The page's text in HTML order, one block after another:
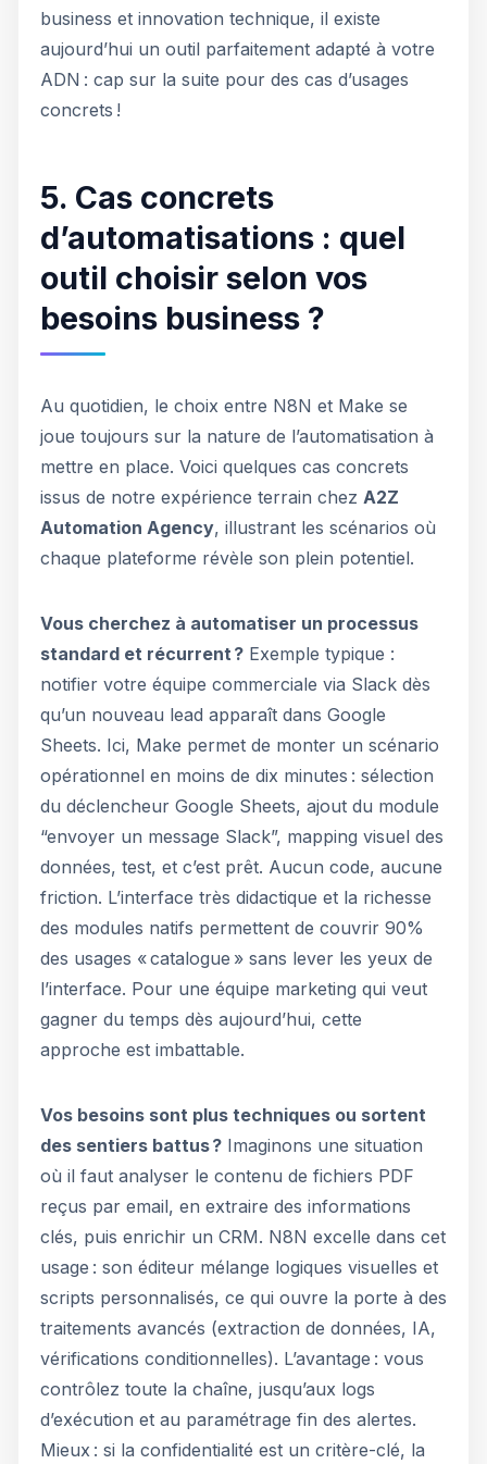
business et innovation technique, il existe
aujourd’hui un outil parfaitement adapté à votre
ADN : cap sur la suite pour des cas d’usages
concrets !
5. Cas concrets
d’automatisations : quel
outil choisir selon vos
besoins business ?
Au quotidien, le choix entre N8N et Make se
joue toujours sur la nature de l’automatisation à
mettre en place. Voici quelques cas concrets
issus de notre expérience terrain chez A2Z
Automation Agency, illustrant les scénarios où
chaque plateforme révèle son plein potentiel.
Vous cherchez à automatiser un processus
standard et récurrent ? Exemple typique :
notifier votre équipe commerciale via Slack dès
qu’un nouveau lead apparaît dans Google
Sheets. Ici, Make permet de monter un scénario
opérationnel en moins de dix minutes : sélection
du déclencheur Google Sheets, ajout du module
“envoyer un message Slack”, mapping visuel des
données, test, et c’est prêt. Aucun code, aucune
friction. L’interface très didactique et la richesse
des modules natifs permettent de couvrir 90%
des usages « catalogue » sans lever les yeux de
l’interface. Pour une équipe marketing qui veut
gagner du temps dès aujourd’hui, cette
approche est imbattable.
Vos besoins sont plus techniques ou sortent
des sentiers battus ? Imaginons une situation
où il faut analyser le contenu de fichiers PDF
reçus par email, en extraire des informations
clés, puis enrichir un CRM. N8N excelle dans cet
usage : son éditeur mélange logiques visuelles et
scripts personnalisés, ce qui ouvre la porte à des
traitements avancés (extraction de données, IA,
vérifications conditionnelles). L’avantage : vous
contrôlez toute la chaîne, jusqu’aux logs
d’exécution et au paramétrage fin des alertes.
Mieux : si la confidentialité est un critère-clé, la